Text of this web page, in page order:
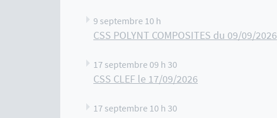
9 septembre 10 h
CSS POLYNT COMPOSITES du 09/09/2026
17 septembre 09 h 30
CSS CLEF le 17/09/2026
17 septembre 10 h 30